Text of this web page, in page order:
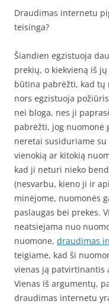
Draudimas internetu
teisinga?
Šiandien egzistuoja
prekių, o kiekvieną iš
būtina pabrėžti, kad tų
nors egzistuoja
nei bloga, nes ji
pabrėžti, jog nuomonė
neretai susiduriame
vienokią ar kitokią
kad ji neturi nieko
(nesvarbu, kieno ji ir
minėjome, nuomonės
paslaugas bei prekes.
neatsiejama nuo
nuomone, draudimas
teigiame, kad ši
vienas ją patvirtinantis
Vienas iš argumentų,
draudimas internetu